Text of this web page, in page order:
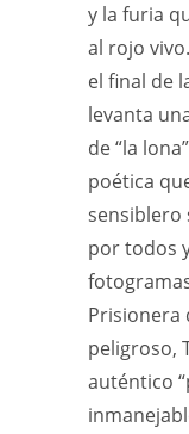
y la furia
al rojo
el final de
levanta
de “la
poética
sensiblero
por todos
Prisionera
peligroso,
auténtico